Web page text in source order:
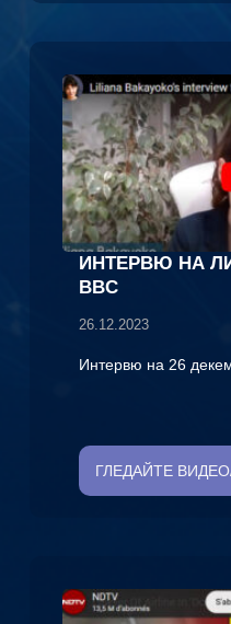
ИНТЕРВЮ НА
BBC
26.12.2023
Интервю на 26
ГЛЕДАЙТЕ